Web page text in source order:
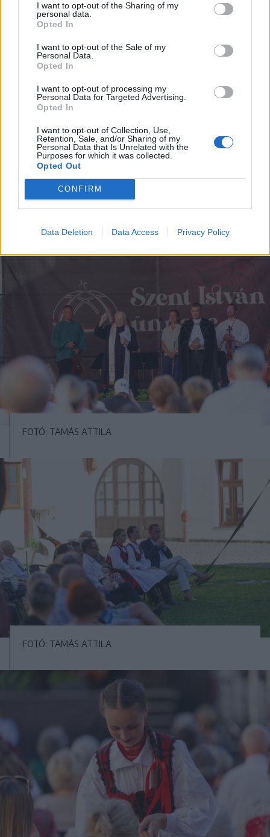
I want to opt-out of the Sharing of my
personal data.
Opted In
I want to opt-out of the Sale of my
Personal Data.
Opted In
I want to opt-out of processing my
Personal Data for Targeted Advertising.
Opted In
I want to opt-out of Collection, Use,
Retention, Sale, and/or Sharing of my
Personal Data that Is Unrelated with the
Purposes for which it was collected.
Opted Out
CONFIRM
Data Deletion Data Access Privacy Policy
FOTÓ: TAMÁS ATTILA
FOTÓ: TAMÁS ATTILA
FOTÓ: TAMÁS ATTILA